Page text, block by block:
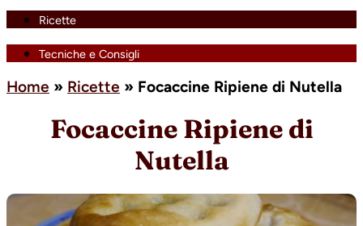
Ricette
Tecniche e Consigli
Home » Ricette » Focaccine Ripiene di Nutella
Focaccine Ripiene di
Nutella